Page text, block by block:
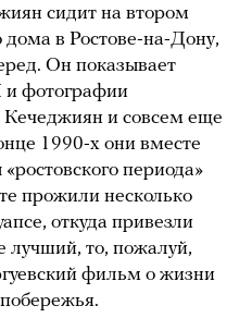
сидит на втором
дома в Ростове-на-Дону,
Он показывает
фотографии
и совсем еще
1990-х они вместе
периода»
прожили несколько
откуда привезли
то, пожалуй,
фильм о жизни